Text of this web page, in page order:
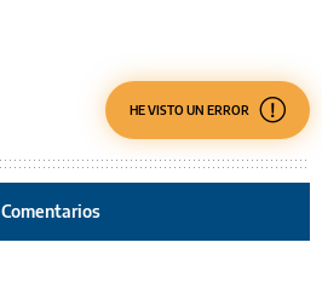
HE VISTO UN ERROR
Comentarios